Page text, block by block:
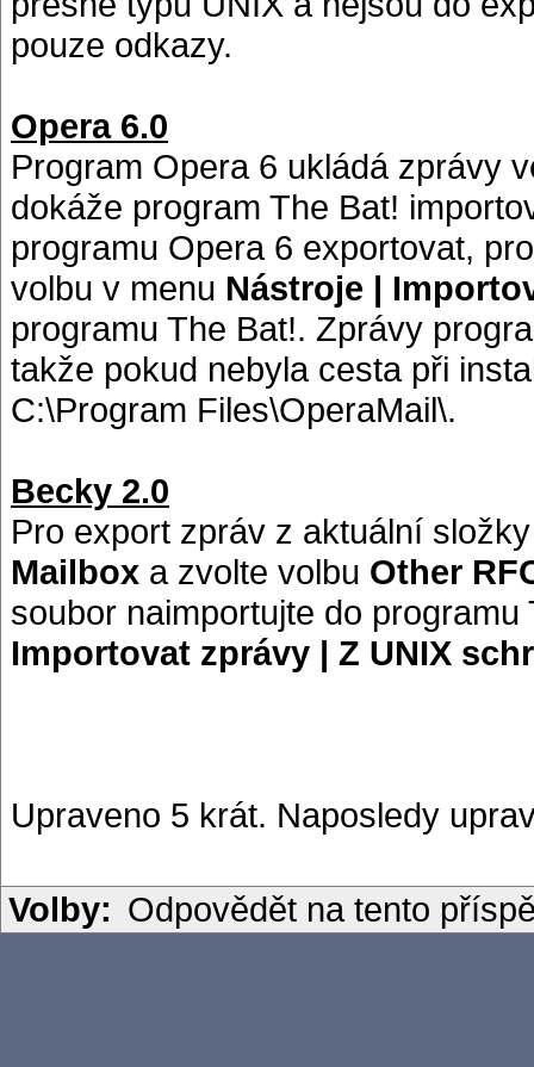
pouze odkazy.
Opera 6.0
Program Opera 6 ukládá zprávy
dokáže program The Bat!
programu Opera 6 exportovat,
volbu v menu Nástroje |
programu The Bat!. Zprávy
takže pokud nebyla cesta při
C:\Program Files\OperaMail\.
Becky 2.0
Pro export zpráv z aktuální
Mailbox a zvolte volbu Other
soubor naimportujte do
Importovat zprávy | Z UNIX
Upraveno 5 krát. Naposledy
Volby: Odpovědět na tento